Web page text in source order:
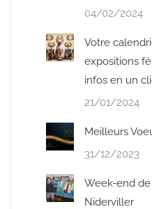
04/02/2024
Votre
expositions
infos en un
21/01/2024
Meilleurs
31/12/2023
Week-end de
Niderviller